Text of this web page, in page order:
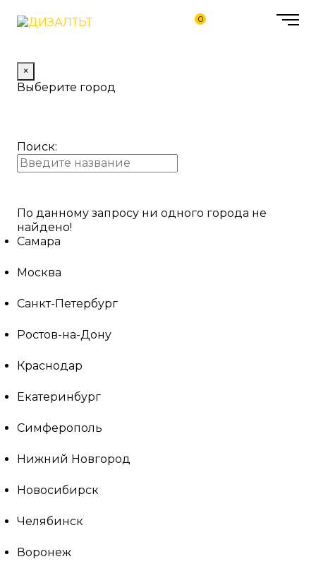
0
×
Выберите город
Поиск:
По данному запросу ни одного города не
найдено!
Самара
Москва
Санкт-Петербург
Ростов-на-Дону
Краснодар
Екатеринбург
Симферополь
Нижний Новгород
Новосибирск
Челябинск
Воронеж